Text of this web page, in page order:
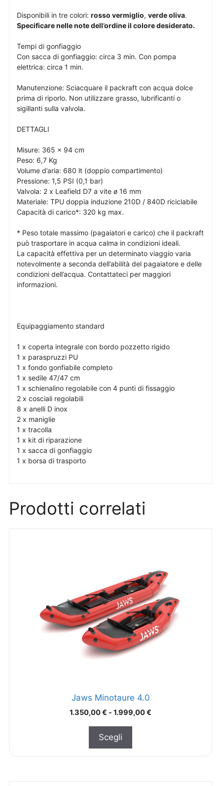
Disponibili in tre colori: rosso vermiglio, verde oliva.
Specificare nelle note dell’ordine il colore desiderato.
Tempi di gonfiaggio
Con sacca di gonfiaggio: circa 3 min. Con pompa
elettrica: circa 1 min.
Manutenzione: Sciacquare il packraft con acqua dolce
prima di riporlo. Non utilizzare grasso, lubrificanti o
sigillanti sulla valvola.
DETTAGLI
Misure: 365 x 94 cm
Peso: 6,7 Kg
Volume d’aria: 680 lt (doppio compartimento)
Pressione: 1,5 PSI (0,1 bar)
Valvola: 2 x Leafield D7 a vite ø 16 mm
Materiale: TPU doppia induzione 210D / 840D riciclabile
Capacità di carico*: 320 kg max.
* Peso totale massimo (pagaiatori e carico) che il packraft
può trasportare in acqua calma in condizioni ideali.
La capacità effettiva per un determinato viaggio varia
notevolmente a seconda dell’abilità del pagaiatore e delle
condizioni dell’acqua. Contattateci per maggiori
informazioni.
Equipaggiamento standard
1 x coperta integrale con bordo pozzetto rigido
1 x paraspruzzi PU
1 x fondo gonfiabile completo
1 x sedile 47/47 cm
1 x schienalino regolabile con 4 punti di fissaggio
2 x cosciali regolabili
8 x anelli D inox
2 x maniglie
1 x tracolla
1 x kit di riparazione
1 x sacca di gonfiaggio
1 x borsa di trasporto
Prodotti correlati
Jaws Minotaure 4.0
1.350,00€ - 1.999,00€
Scegli